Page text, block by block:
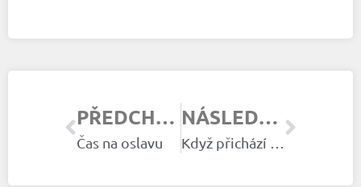
PŘEDCHOZÍ ČLÁNEK
Čas na oslavu
NÁSLEDUJÍCÍ ČLÁNEK
Když přichází léto